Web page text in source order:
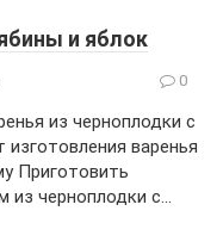
и яблок
0
из черноплодки с
варенья
Приготовить
из черноплодки с…